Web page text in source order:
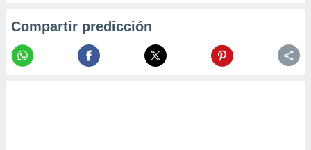
Compartir predicción